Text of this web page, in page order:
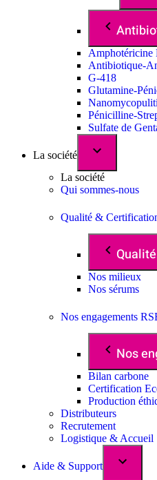
Amphotéricine
Antibiotique-
G-418
Glutamine-
Pénicilline-
Sulfate de
La société
La société
Qui sommes-nous
Qualité &
Nos milieux
Nos sérums
Nos engagements
Nos
Bilan carbone
Certification
Production
Distributeurs
Recrutement
Logistique & Accueil
Aide & Support